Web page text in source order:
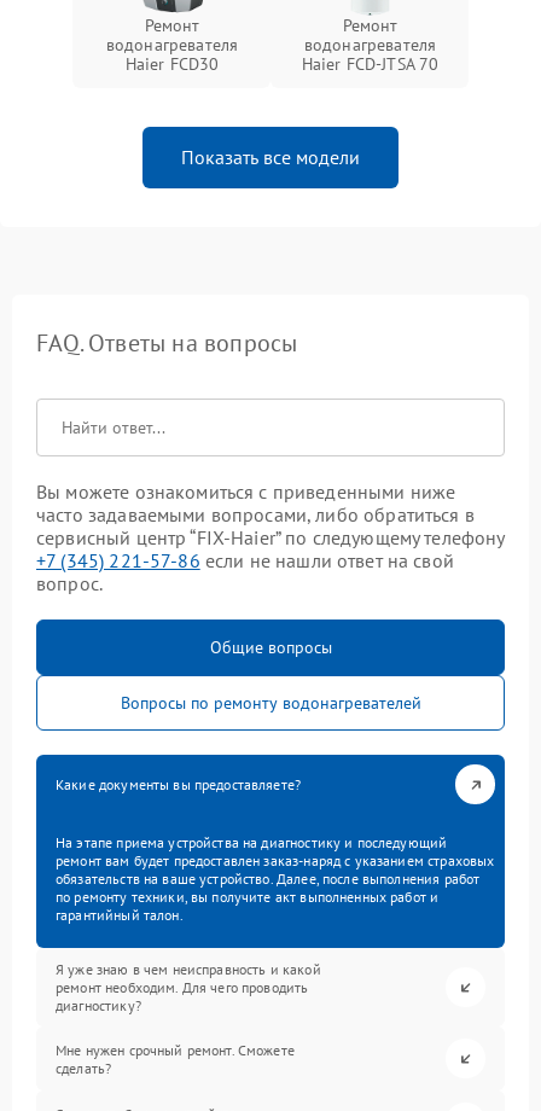
Ремонт
водонагревателя
Haier FCD30
Ремонт
водонагревателя
Haier FCD-JTSA 70
Показать все модели
FAQ. Ответы на вопросы
Вы можете ознакомиться с приведенными ниже
часто задаваемыми вопросами, либо обратиться в
сервисный центр “FIX-Haier” по следующему телефону
+7 (345) 221-57-86 если не нашли ответ на свой
вопрос.
Общие вопросы
Вопросы по ремонту водонагревателей
Какие документы вы предоставляете?
На этапе приема устройства на диагностику и последующий
ремонт вам будет предоставлен заказ-наряд с указанием страховых
обязательств на ваше устройство. Далее, после выполнения работ
по ремонту техники, вы получите акт выполненных работ и
гарантийный талон.
Я уже знаю в чем неисправность и какой
ремонт необходим. Для чего проводить
диагностику?
Мне нужен срочный ремонт. Сможете
сделать?